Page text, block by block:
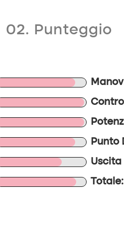
02. Punteggio
Punto
Uscita